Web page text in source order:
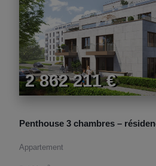
2 862 211 €
Penthouse 3 chambres –
Appartement